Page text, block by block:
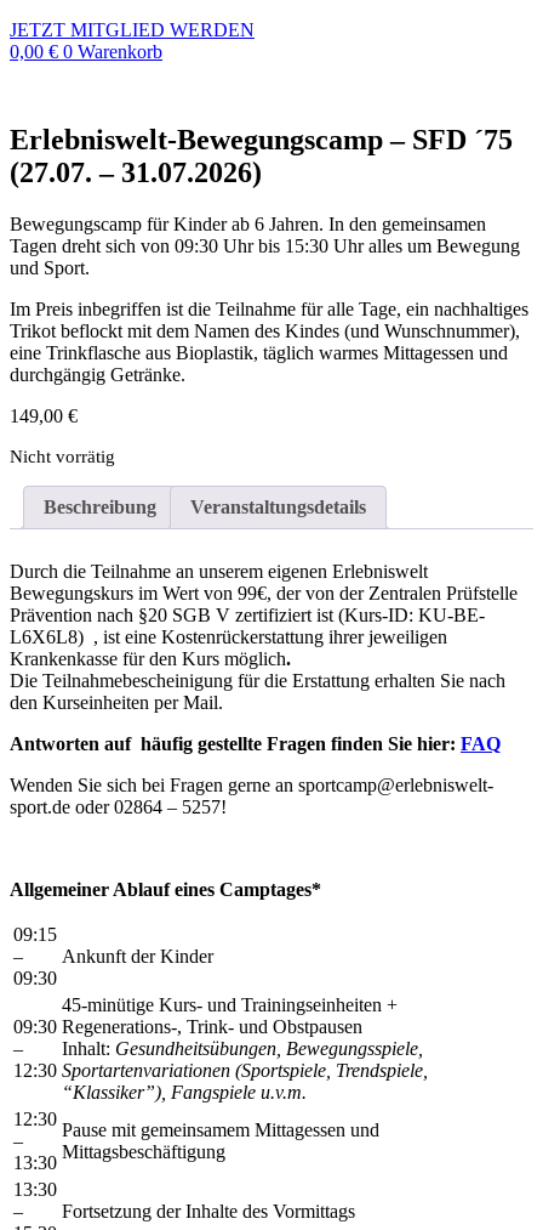
JETZT MITGLIED WERDEN
0,00 € 0 Warenkorb
Erlebniswelt-Bewegungscamp – SFD ´75
(27.07. – 31.07.2026)
Bewegungscamp für Kinder ab 6 Jahren. In den gemeinsamen
Tagen dreht sich von 09:30 Uhr bis 15:30 Uhr alles um Bewegung
und Sport.
Im Preis inbegriffen ist die Teilnahme für alle Tage, ein nachhaltiges
Trikot beflockt mit dem Namen des Kindes (und Wunschnummer),
eine Trinkflasche aus Bioplastik, täglich warmes Mittagessen und
durchgängig Getränke.
149,00 €
Nicht vorrätig
Beschreibung Veranstaltungsdetails
Durch die Teilnahme an unserem eigenen Erlebniswelt
Bewegungskurs im Wert von 99€, der von der Zentralen Prüfstelle
Prävention nach §20 SGB V zertifiziert ist (Kurs-ID: KU-BE-
L6X6L8) , ist eine Kostenrückerstattung ihrer jeweiligen
Krankenkasse für den Kurs möglich.
Die Teilnahmebescheinigung für die Erstattung erhalten Sie nach
den Kurseinheiten per Mail.
Antworten auf häufig gestellte Fragen finden Sie hier: FAQ
Wenden Sie sich bei Fragen gerne an sportcamp@erlebniswelt-
sport.de oder02864 – 5257!
Allgemeiner Ablauf eines Camptages*
09:15
–
09:30
Ankunft der Kinder
09:30
–
12:30
45-minütige Kurs- und Trainingseinheiten +
Regenerations-, Trink- und Obstpausen
Inhalt: Gesundheitsübungen, Bewegungsspiele,
Sportartenvariationen (Sportspiele, Trendspiele,
“Klassiker”), Fangspiele u.v.m.
12:30
–
13:30
Pause mit gemeinsamem Mittagessen und
Mittagsbeschäftigung
13:30
–
Fortsetzung der Inhalte des Vormittags